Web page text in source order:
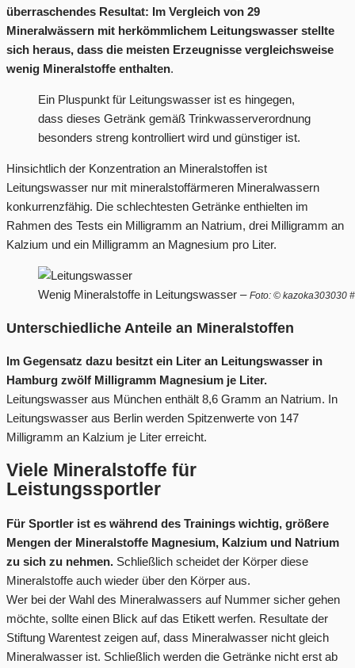
überraschendes Resultat: Im Vergleich von 29
Mineralwässern mit herkömmlichem Leitungswasser stellte
sich heraus, dass die meisten Erzeugnisse vergleichsweise
wenig Mineralstoffe enthalten.
Ein Pluspunkt für Leitungswasser ist es hingegen,
dass dieses Getränk gemäß Trinkwasserverordnung
besonders streng kontrolliert wird und günstiger ist.
Hinsichtlich der Konzentration an Mineralstoffen ist
Leitungswasser nur mit mineralstoffärmeren Mineralwassern
konkurrenzfähig. Die schlechtesten Getränke enthielten im
Rahmen des Tests ein Milligramm an Natrium, drei Milligramm an
Kalzium und ein Milligramm an Magnesium pro Liter.
Wenig Mineralstoffe in Leitungswasser – Foto: © kazoka303030
Unterschiedliche Anteile an Mineralstoffen
Im Gegensatz dazu besitzt ein Liter an Leitungswasser in
Hamburg zwölf Milligramm Magnesium je Liter.
Leitungswasser aus München enthält 8,6 Gramm an Natrium. In
Leitungswasser aus Berlin werden Spitzenwerte von 147
Milligramm an Kalzium je Liter erreicht.
Viele Mineralstoffe für
Leistungssportler
Für Sportler ist es während des Trainings wichtig, größere
Mengen der Mineralstoffe Magnesium, Kalzium und Natrium
zu sich zu nehmen. Schließlich scheidet der Körper diese
Mineralstoffe auch wieder über den Körper aus.
Wer bei der Wahl des Mineralwassers auf Nummer sicher gehen
möchte, sollte einen Blick auf das Etikett werfen. Resultate der
Stiftung Warentest zeigen auf, dass Mineralwasser nicht gleich
Mineralwasser ist. Schließlich werden die Getränke nicht erst ab